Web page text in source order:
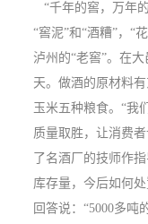
“千年的窖，万年
“窖泥”和“酒糟”，“
泸州的“老窖”。在
天。做酒的原材料
玉米五种粮食。“我
质量取胜，让消费
了名酒厂的技师作
库存量，今后如何
回答说：“5000多